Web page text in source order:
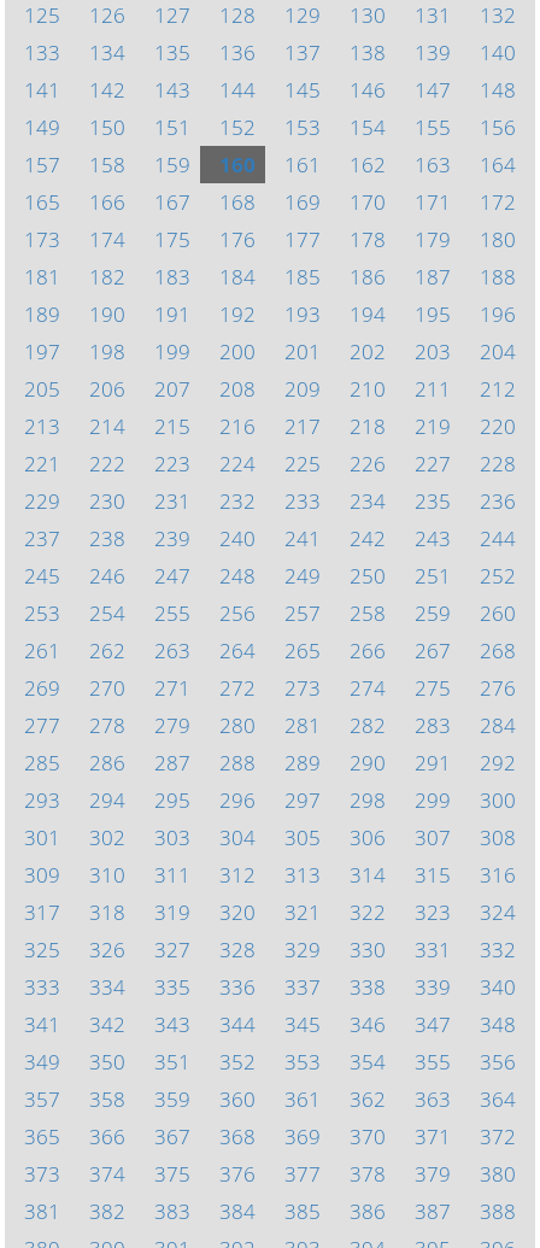
125
126 127 128 129 130 131
132
133
134 135 136 137 138 139
140
141
142 143 144 145 146 147
148
149
150 151 152 153 154 155
156
157
158 159 160 161 162 163
164
165
166 167 168 169 170 171
172
173
174 175 176 177 178 179
180
181
182 183 184 185 186 187
188
189
190 191 192 193 194 195
196
197
198 199 200 201 202 203
204
205
206 207 208 209 210 211
212
213
214 215 216 217 218 219
220
221
222 223 224 225 226 227
228
229
230 231 232 233 234 235
236
237
238 239 240 241 242 243
244
245
246 247 248 249 250 251
252
253
254 255 256 257 258 259
260
261
262 263 264 265 266 267
268
269
270 271 272 273 274 275
276
277
278 279 280 281 282 283
284
285
286 287 288 289 290 291
292
293
294 295 296 297 298 299
300
301
302 303 304 305 306 307
308
309
310 311 312 313 314 315
316
317
318 319 320 321 322 323
324
325
326 327 328 329 330 331
332
333
334 335 336 337 338 339
340
341
342 343 344 345 346 347
348
349
350 351 352 353 354 355
356
357
358 359 360 361 362 363
364
365
366 367 368 369 370 371
372
373
374 375 376 377 378 379
380
381
382 383 384 385 386 387
388